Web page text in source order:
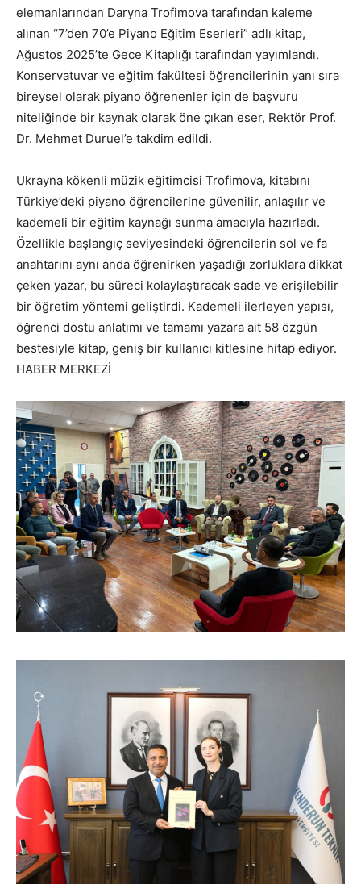
elemanlarından Daryna Trofimova tarafından kaleme
alınan “7’den 70’e Piyano Eğitim Eserleri” adlı kitap,
Ağustos 2025’te Gece Kitaplığı tarafından yayımlandı.
Konservatuvar ve eğitim fakültesi öğrencilerinin yanı sıra
bireysel olarak piyano öğrenenler için de başvuru
niteliğinde bir kaynak olarak öne çıkan eser, Rektör Prof.
Dr. Mehmet Duruel’e takdim edildi.
Ukrayna kökenli müzik eğitimcisi Trofimova, kitabını
Türkiye’deki piyano öğrencilerine güvenilir, anlaşılır ve
kademeli bir eğitim kaynağı sunma amacıyla hazırladı.
Özellikle başlangıç seviyesindeki öğrencilerin sol ve fa
anahtarını aynı anda öğrenirken yaşadığı zorluklara dikkat
çeken yazar, bu süreci kolaylaştıracak sade ve erişilebilir
bir öğretim yöntemi geliştirdi. Kademeli ilerleyen yapısı,
öğrenci dostu anlatımı ve tamamı yazara ait 58 özgün
bestesiyle kitap, geniş bir kullanıcı kitlesine hitap ediyor.
HABER MERKEZİ